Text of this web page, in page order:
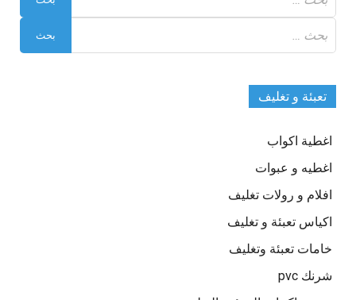
عن:
عن:
تعبئة و تغليف
اغطية اكواب
اغطيه و عبوات
افلام و رولات تغليف
اكياس تعبئة و تغليف
خامات تعبئة وتغليف
شرنك pvc